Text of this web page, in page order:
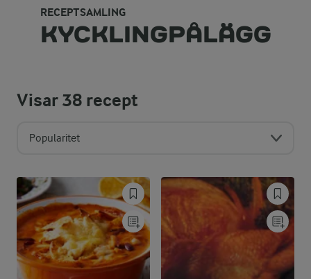
RECEPTSAMLING
KYCKLINGPÅLÄGG
Visar38 recept
Popularitet